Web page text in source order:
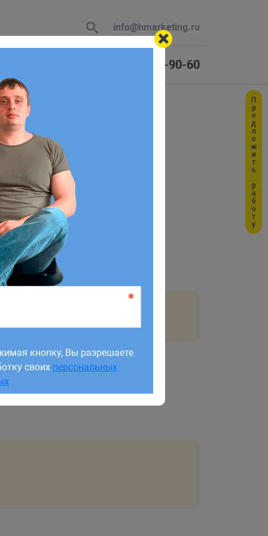
info@hmarketing.ru
+7 (925) 464-90-60
ответ
с учетом
кнопку, Вы разрешаете
Предложить работу
кнопку, Вы разрешаете
своих персональных